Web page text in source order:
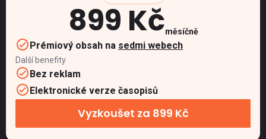
899 Kčměsíčně
Prémiový obsah na sedmi webech
Další benefity
Bez reklam
Elektronické verze časopisů
Vyzkoušet za 899 Kč